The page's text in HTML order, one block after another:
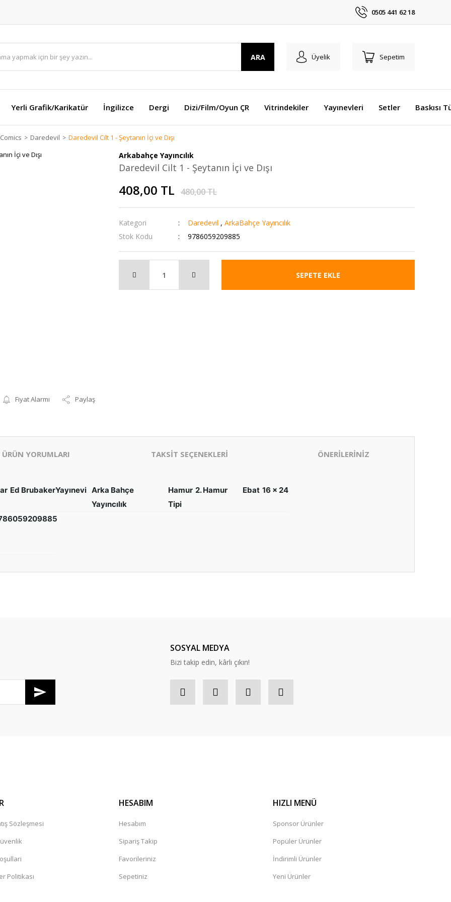
0505 441 62 18
ARA Üyelik Sepetim
Yerli Grafik/Karikatür İngilizce Dergi Dizi/Film/Oyun ÇR Vitrindekiler Yayınevleri Setler Baskısı
Daredevil Daredevil Cilt 1 - Şeytanın İçi ve Dışı
Fiyat Alarmı Paylaş
Arkabahçe Yayıncılık
Daredevil Cilt 1 - Şeytanın İçi ve Dışı
408,00 TL 480,00 TL
Kategori Daredevil , ArkaBahçe Yayıncılık
Stok Kodu
9786059209885
SEPETE EKLE
ÜRÜN YORUMLARI TAKSİT SEÇENEKLERİ ÖNERİLERİNİZ
Ed BrubakerYayınevi Arka Bahçe
Yayıncılık
Hamur
Tipi
2. Hamur Ebat 16 x 24
SOSYAL MEDYA
Bizi takip edin, kârlı çıkın!
Sözleşmesi
Politikası
HESABIM
Hesabım
Sipariş Takip
Favorileriniz
Sepetiniz
HIZLI MENÜ
Sponsor Ürünler
Popüler Ürünler
İndirimli Ürünler
Yeni Ürünler